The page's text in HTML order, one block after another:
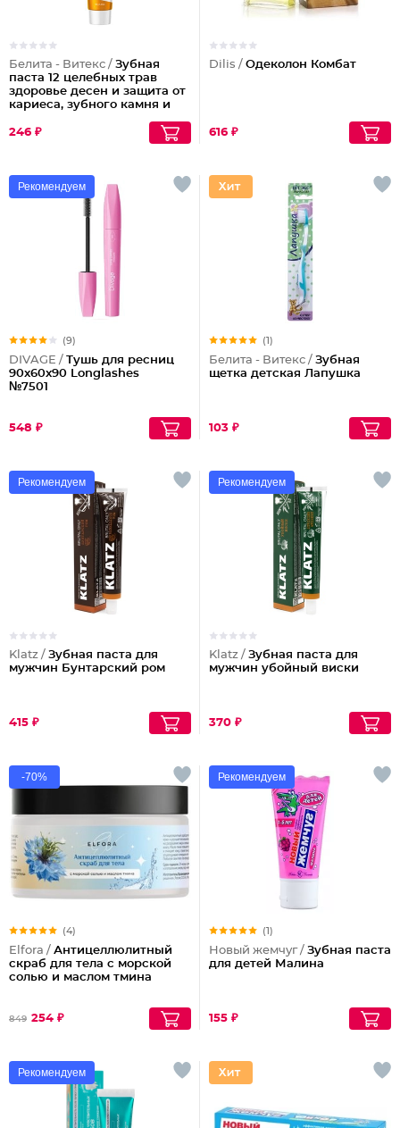
Белита - Витекс / Зубная
паста 12 целебных трав
здоровье десен и защита от
кариеса, зубного камня и
246 ₽
Dilis / Одеколон Комбат
616 ₽
Рекомендуем
(9)
DIVAGE / Тушь для ресниц
90x60x90 Longlashes
№7501
548 ₽
(1)
Белита - Витекс / Зубная
щетка детская Лапушка
103 ₽
Рекомендуем
Klatz / Зубная паста для
мужчин Бунтарский ром
415 ₽
Рекомендуем
Klatz / Зубная паста для
мужчин убойный виски
370 ₽
-70%
(4)
Elfora / Антицеллюлитный
скраб для тела с морской
солью и маслом тмина
849 254 ₽
Рекомендуем
(1)
Новый жемчуг / Зубная паста
для детей Малина
155 ₽
Рекомендуем